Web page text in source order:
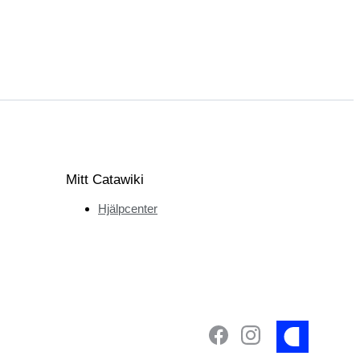
Mitt Catawiki
Hjälpcenter